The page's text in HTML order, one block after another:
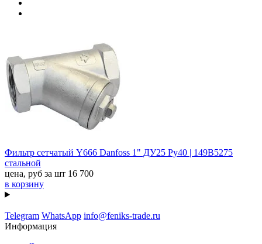
Фильтр сетчатый Y666 Danfoss 1" ДУ25 Ру40 | 149B5275
стальной
цена, руб за шт 16 700
в корзину
Telegram WhatsApp info@feniks-trade.ru
Информация